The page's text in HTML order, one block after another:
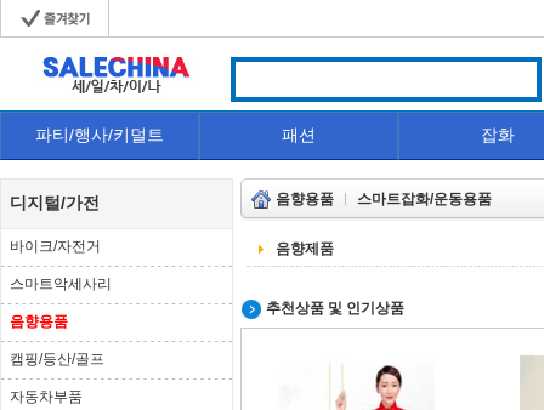
파티/행사/키덜트 패션 잡화
디지털/가전
바이크/자전거
스마트악세사리
음향용품
캠핑/등산/골프
자동차부품
음향용품 스마트잡화/운동용품
음향제품
추천상품 및 인기상품